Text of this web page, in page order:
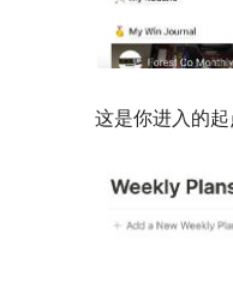
这是你进入的